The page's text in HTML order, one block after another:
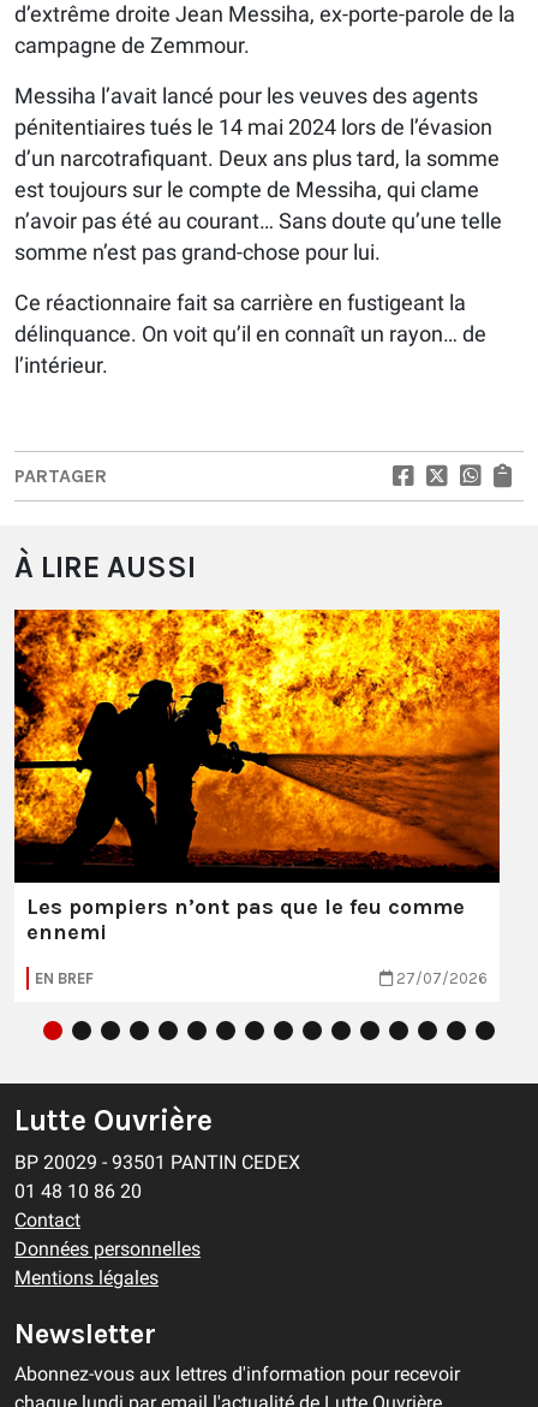
d’extrême droite Jean Messiha, ex-porte-parole de la
campagne de Zemmour.
Messiha l’avait lancé pour les veuves des agents
pénitentiaires tués le 14 mai 2024 lors de l’évasion
d’un narcotrafiquant. Deux ans plus tard, la somme
est toujours sur le compte de Messiha, qui clame
n’avoir pas été au courant… Sans doute qu’une telle
somme n’est pas grand-chose pour lui.
Ce réactionnaire fait sa carrière en fustigeant la
délinquance. On voit qu’il en connaît un rayon… de
l’intérieur.
PARTAGER
À LIRE AUSSI
Les pompiers n’ont pas que le feu comme
ennemi
EN BREF 27/07/2026
Lutte Ouvrière
BP 20029 - 93501 PANTIN CEDEX
01 48 10 86 20
Contact
Données personnelles
Mentions légales
Newsletter
Abonnez-vous aux lettres d'information pour recevoir